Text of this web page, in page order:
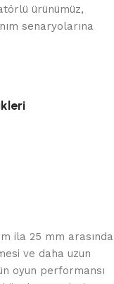
ürünümüz,
senaryolarına
ila 25 mm arasında
ve daha uzun
oyun performansı